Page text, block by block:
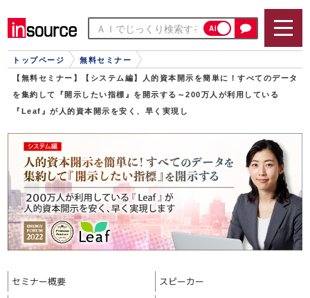
AI
トップページ 無料セミナー
【無料セミナー】【システム編】人的資本開示を簡単に！すべてのデータ
を集約して『開示したい指標』を開示する～200万人が利用している
『Leaf』が人的資本開示を安く、早く実現し
セミナー概要
スピーカー